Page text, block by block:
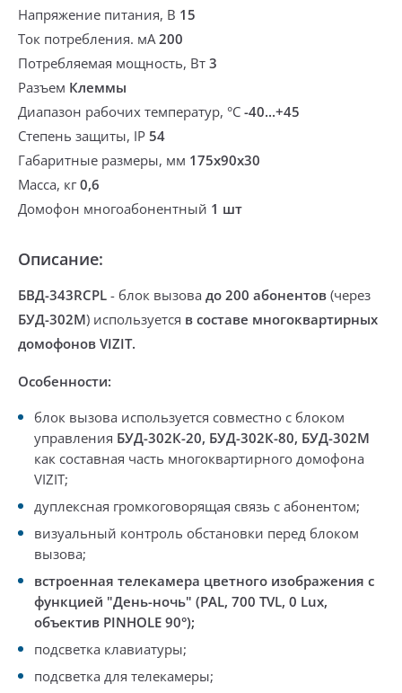
Напряжение питания, В 15
Ток потребления. мА200
Потребляемая мощность, Вт 3
Разъем Клеммы
Диапазон рабочих температур, °С -40...+45
Степень защиты, IP 54
Габаритные размеры, мм 175х90х30
Масса, кг0,6
Домофон многоабонентный 1 шт
Описание:
БВД-343RCPL - блок вызова до 200 абонентов (через
БУД-302М) используется в составе многоквартирных
домофонов VIZIT.
Особенности:
блок вызова используется совместно с блоком
управления БУД-302К-20, БУД-302К-80, БУД-302М
как составная часть многоквартирного домофона
VIZIT;
дуплексная громкоговорящая связь с абонентом;
визуальный контроль обстановки перед блоком
вызова;
встроенная телекамера цветного изображения с
функцией "День-ночь" (PAL, 700 TVL, 0 Lux,
объектив PINHOLE 90°);
подсветка клавиатуры;
подсветка для телекамеры;